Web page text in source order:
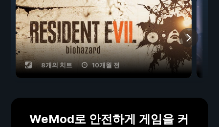
8개의 치트 10개월 전
WeMod로 안전하게 게임을 커